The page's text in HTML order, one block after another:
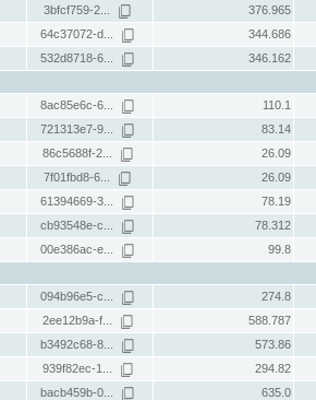
3bfcf759-2... 376.965
64c37072-d... 344.686
532d8718-6... 346.162
8ac85e6c-6... 110.1
721313e7-9... 83.14
86c5688f-2... 26.09
7f01fbd8-6... 26.09
61394669-3... 78.19
cb93548e-c... 78.312
00e386ac-e... 99.8
094b96e5-c... 274.8
2ee12b9a-f... 588.787
b3492c68-8... 573.86
939f82ec-1... 294.82
bacb459b-0... 635.0